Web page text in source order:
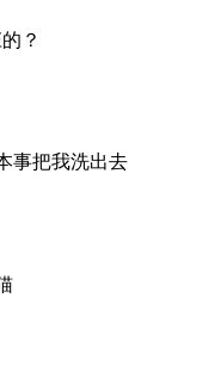
？
事把我洗出去